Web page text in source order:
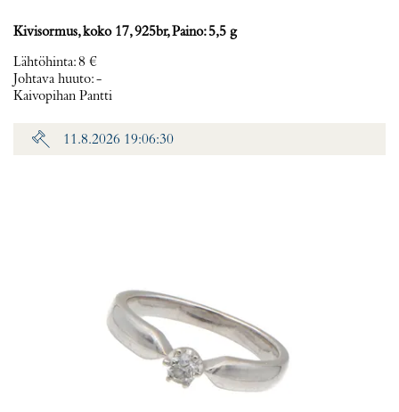
Kivisormus, koko 17, 925br, Paino: 5,5 g
Lähtöhinta:8 €
Johtava huuto:-
Kaivopihan Pantti
11.8.2026 19:06:30